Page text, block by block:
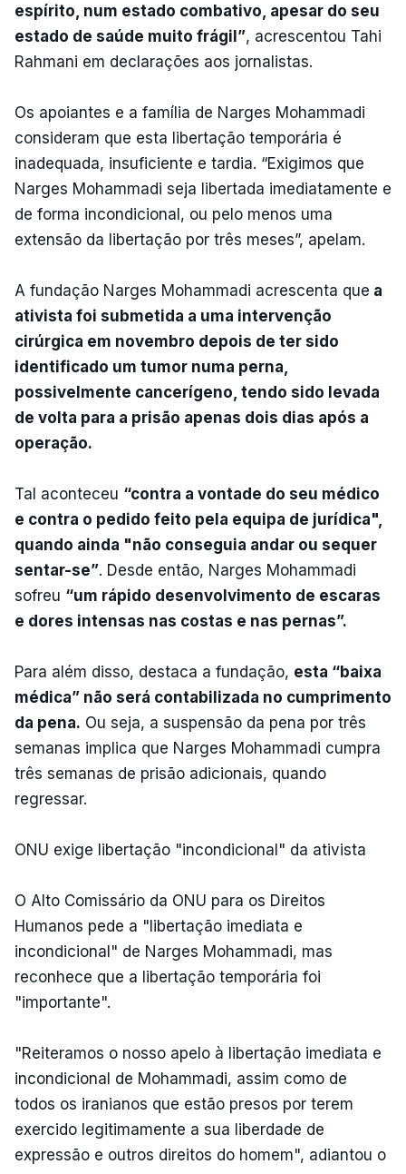
espírito, num estado combativo, apesar do seu
estado de saúde muito frágil”, acrescentou Tahi
Rahmani em declarações aos jornalistas.
Os apoiantes e a família de Narges Mohammadi
consideram que esta libertação temporária é
inadequada, insuficiente e tardia. “Exigimos que
Narges Mohammadi seja libertada imediatamente e
de forma incondicional, ou pelo menos uma
extensão da libertação por três meses”, apelam.
A fundação Narges Mohammadi acrescenta que a
ativista foi submetida a uma intervenção
cirúrgica em novembro depois de ter sido
identificado um tumor numa perna,
possivelmente cancerígeno, tendo sido levada
de volta para a prisão apenas dois dias após a
operação.
Tal aconteceu “contra a vontade do seu médico
e contra o pedido feito pela equipa de jurídica",
quando ainda "não conseguia andar ou sequer
sentar-se”. Desde então, Narges Mohammadi
sofreu “um rápido desenvolvimento de escaras
e dores intensas nas costas e nas pernas”.
Para além disso, destaca a fundação, esta “baixa
médica” não será contabilizada no cumprimento
da pena. Ou seja, a suspensão da pena por três
semanas implica que Narges Mohammadi cumpra
três semanas de prisão adicionais, quando
regressar.
ONU exige libertação "incondicional" da ativista
O Alto Comissário da ONU para os Direitos
Humanos pede a "libertação imediata e
incondicional" de Narges Mohammadi, mas
reconhece que a libertação temporária foi
"importante".
"Reiteramos o nosso apelo à libertação imediata e
incondicional de Mohammadi, assim como de
todos os iranianos que estão presos por terem
exercido legitimamente a sua liberdade de
expressão e outros direitos do homem", adiantou o